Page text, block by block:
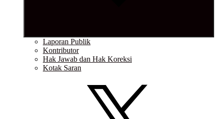
Laporan Publik
Kontributor
Hak Jawab dan Hak Koreksi
Kotak Saran